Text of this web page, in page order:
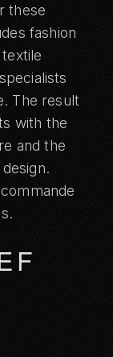
these
fashion
The result
with the
and the